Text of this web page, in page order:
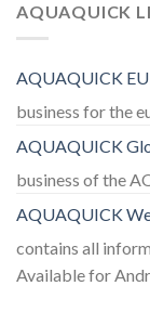
AQUAQUICK
AQUAQUICK
business for the
AQUAQUICK
business of the
AQUAQUICK
contains all
Available for